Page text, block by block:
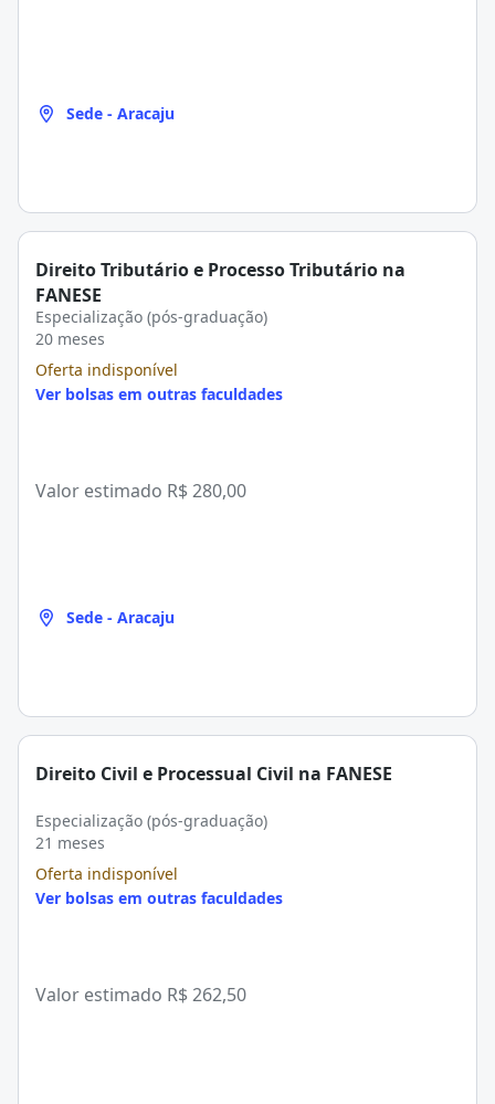
Sede - Aracaju
Direito Tributário e Processo Tributário na
FANESE
Especialização (pós-graduação)
20 meses
Oferta indisponível
Ver bolsas em outras faculdades
Valor estimado R$ 280,00
Sede - Aracaju
Direito Civil e Processual Civil na FANESE
Especialização (pós-graduação)
21 meses
Oferta indisponível
Ver bolsas em outras faculdades
Valor estimado R$ 262,50